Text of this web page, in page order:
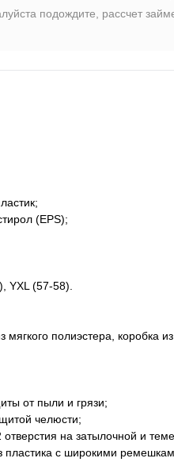
подождите, рассчет
(EPS);
YXL (57-58).
полиэстера, коробка из
от пыли и грязи;
челюсти;
на затылочной и
пластика с широкими